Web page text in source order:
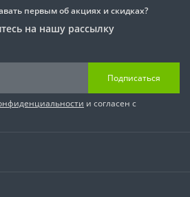
первым об акциях и скидках?
на нашу рассылку
Подписаться
и согласен с